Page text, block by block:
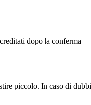
dopo la conferma
piccolo. In caso di dubbi